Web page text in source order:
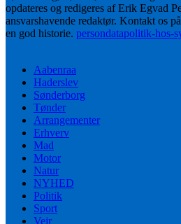
opdateres og redigeres af Erik Egvad
ansvarshavende redaktør. Kontakt os
en god historie. persondatapolitik-hos-
Aabenraa
Haderslev
Sønderborg
Tønder
Arrangementer
Erhverv
Mad
Motor
Natur
NYHED
Politik
Sport
Vejr